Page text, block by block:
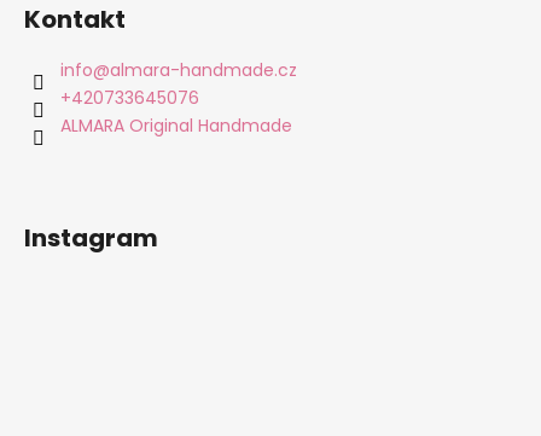
Kontakt
info@almara-handmade.cz
+420733645076
ALMARA Original Handmade
Instagram